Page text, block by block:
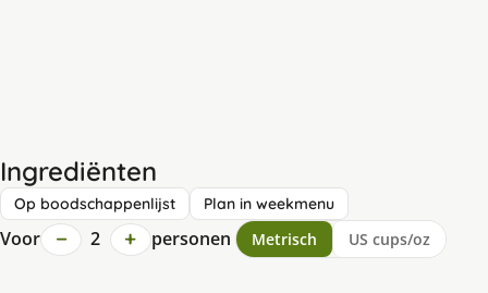
Ingrediënten
Op boodschappenlijst Plan in weekmenu
Voor − 2 + personen Metrisch US cups/oz